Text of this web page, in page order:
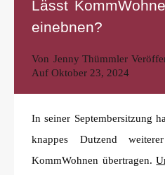
Lässt
einebnen?
Von Jenny Thümmler
Auf Oktober 23, 2024
In seiner Septembersitzung
knappes Dutzend
KommWohnen übertragen.